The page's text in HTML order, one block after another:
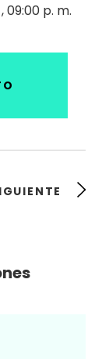
09:00 p. m.